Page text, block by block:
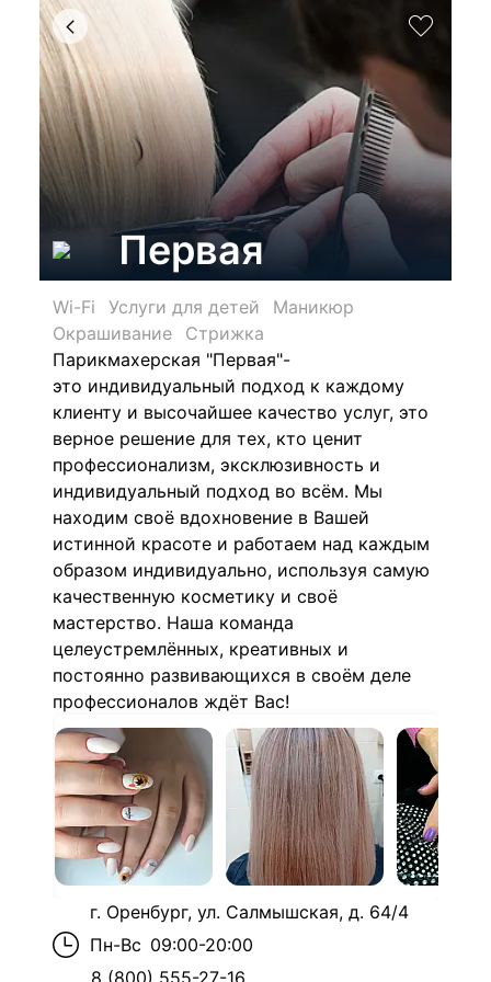
Первая
Wi-Fi Услуги для детей
Маникюр
Окрашивание
Стрижка
Парикмахерская "Первая"-
это индивидуальный подход к каждому
клиенту и высочайшее качество услуг, это
верное решение для тех, кто ценит
профессионализм, эксклюзивность и
индивидуальный подход во всём. Мы
находим своё вдохновение в Вашей
истинной красоте и работаем над каждым
образом индивидуально, используя самую
качественную косметику и своё
мастерство. Наша команда
целеустремлённых, креативных и
постоянно развивающихся в своём деле
профессионалов ждёт Вас!
г. Оренбург, ул. Салмышская, д. 64/4
Пн-Вс 09:00-20:00
8 (800) 555-27-16